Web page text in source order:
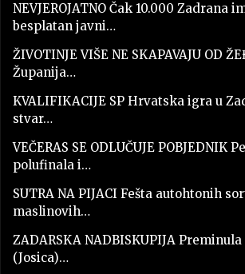
NEVJEROJATNO Čak 10.000 Zadrana
besplatan javni…
ŽIVOTINJE VIŠE NE SKAPAVAJU OD
Županija…
KVALIFIKACIJE SP Hrvatska igra u
stvar…
VEČERAS SE ODLUČUJE POBJEDNIK
polufinala i…
SUTRA NA PIJACI Fešta autohtonih
maslinovih…
ZADARSKA NADBISKUPIJA
(Josica)…